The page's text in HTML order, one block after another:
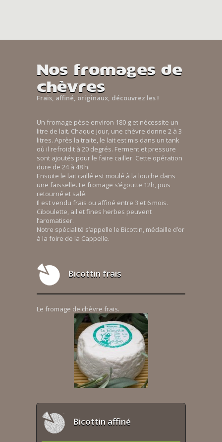
Nos fromages de
chèvres
Frais, affiné, originaux, découvrez les !
Un fromage pèse environ 180 g et nécessite un
litre de lait. Chaque jour, une chèvre donne 2 à 3
litres. Après la traite, le lait est mis dans un tank
où il refroidit à 20 degrés. Ferment et pressure
sont ajoutés pour le faire cailler. Cette opération
dure de 24 à 48 h.
Ensuite le lait caillé est moulé à la louche dans
une faisselle. Le fromage s’égoutte 12h, puis
retourné et salé.
Il est vendu frais ou affiné entre 3 et 6 mois.
Ciboulette, ail et fines herbes peuvent
l’aromatiser.
Notre spécialité s’appelle le Bicottin, médaille d’or
à la foire de la Cappelle.
Bicottin frais
Le fromage de chèvre frais.
Bicottin affiné